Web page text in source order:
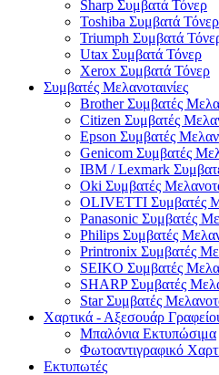
Sharp Συμβατά Τόνερ
Toshiba Συμβατά Τόνερ
Triumph Συμβατά
Utax Συμβατά Τόνερ
Xerox Συμβατά Τόνερ
Συμβατές Μελανοταινίες
Brother Συμβατές
Citizen Συμβατές
Epson Συμβατές
Genicom Συμβατές
IBM / Lexmark
Oki Συμβατές
OLIVETTI Συμβατές
Panasonic Συμβατές
Philips Συμβατές
Printronix Συμβατές
SEIKO Συμβατές
SHARP Συμβατές
Star Συμβατές
Χαρτικά - Αξεσουάρ
Μπαλόνια Εκτυπώσιμα
Φωτοαντιγραφικό
Εκτυπωτές